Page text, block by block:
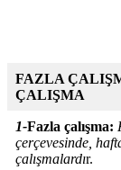
FAZLA
ÇALIŞMA
1-Fazla çalışma:
çerçevesinde,
çalışmalardır.